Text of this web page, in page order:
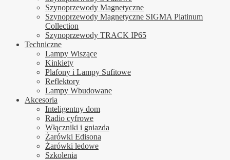
Szynoprzewody Magnetyczne
Szynoprzewody Magnetyczne SIGMA Platinum
Collection
Szynoprzewody TRACK IP65
Techniczne
Lampy Wiszące
Kinkiety
Plafony i Lampy Sufitowe
Reflektory
Lampy Wbudowane
Akcesoria
Inteligentny dom
Radio cyfrowe
Włączniki i gniazda
Żarówki Edisona
Żarówki ledowe
Szkolenia